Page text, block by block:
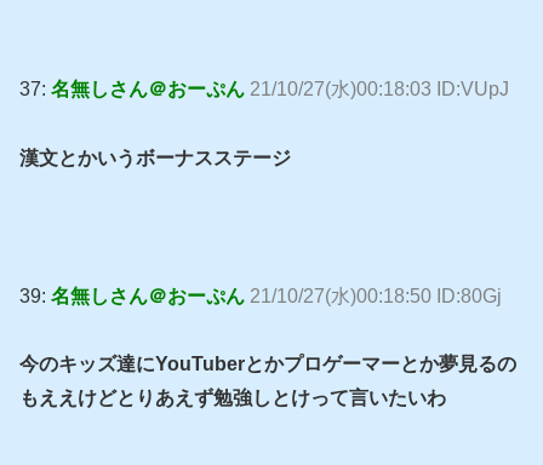
37: 名無しさん＠おーぷん 21/10/27(水)00:18:03 ID:VUpJ
漢文とかいうボーナスステージ
39: 名無しさん＠おーぷん 21/10/27(水)00:18:50 ID:80Gj
今のキッズ達にYouTuberとかプロゲーマーとか夢見るの
もええけどとりあえず勉強しとけって言いたいわ